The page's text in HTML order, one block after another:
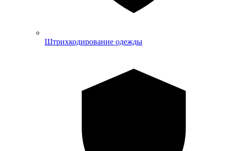
Штрихкодирование одежды